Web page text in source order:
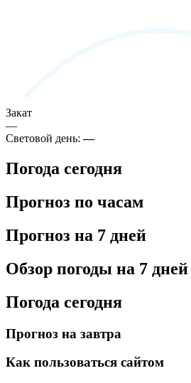
Закат
—
Световой день:—
Погода сегодня
Прогноз по часам
Прогноз на 7 дней
Обзор погоды на 7 дней
Погода сегодня
Прогноз на завтра
Как пользоваться сайтом